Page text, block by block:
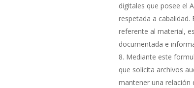
digitales que posee el
respetada a cabalidad.
referente al material,
documentada e
Mediante este
que solicita archivos
mantener una relación